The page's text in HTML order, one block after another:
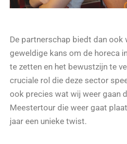
De partnerschap biedt dan ook
geweldige kans om de horeca
te zetten en het bewustzijn te
cruciale rol die deze sector
ook precies wat wij weer gaan
Meestertour die weer gaat
jaar een unieke twist.